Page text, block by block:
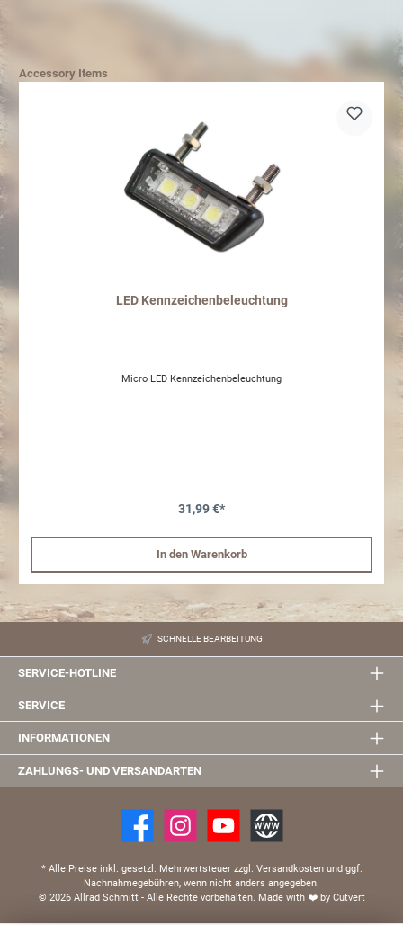
Accessory Items
LED Kennzeichenbeleuchtung
Micro LED Kennzeichenbeleuchtung
31,99 €*
In den Warenkorb
SCHNELLE BEARBEITUNG
SERVICE-HOTLINE
SERVICE
INFORMATIONEN
ZAHLUNGS- UND VERSANDARTEN
* Alle Preise inkl. gesetzl. Mehrwertsteuer zzgl. Versandkosten und ggf.
Nachnahmegebühren, wenn nicht anders angegeben.
© 2026 Allrad Schmitt - Alle Rechte vorbehalten. Made with ❤️by Cutvert